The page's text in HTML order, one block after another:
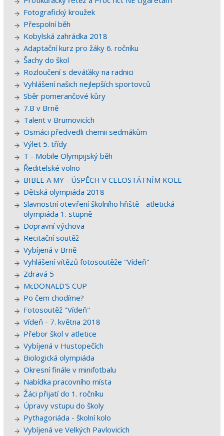
Fotografický kroužek
Přespolní běh
Kobylská zahrádka 2018
Adaptační kurz pro žáky 6. ročníku
Šachy do škol
Rozloučení s deváťáky na radnici
Vyhlášení našich nejlepších sportovců
Sběr pomerančové kůry
7.B v Brně
Talent v Brumovicích
Osmáci předvedli chemii sedmákům
Výlet 5. třídy
T - Mobile Olympijský běh
Ředitelské volno
BIBLE A MY - ÚSPĚCH V CELOSTÁTNÍM KOLE
Dětská olympiáda 2018
Slavnostní otevření školního hřiště - atletická
olympiáda 1. stupně
Dopravní výchova
Recitační soutěž
Vybíjená v Brně
Vyhlášení vítězů fotosoutěže "Vídeň"
Zdravá 5
McDONALD'S CUP
Po čem chodíme?
Fotosoutěž "Vídeň"
Vídeň - 7. května 2018
Přebor škol v atletice
Vybíjená v Hustopečích
Biologická olympiáda
Okresní finále v minifotbalu
Nabídka pracovního místa
Žáci přijatí do 1. ročníku
Úpravy vstupu do školy
Pythagoriáda - školní kolo
Vybíjená ve Velkých Pavlovicích